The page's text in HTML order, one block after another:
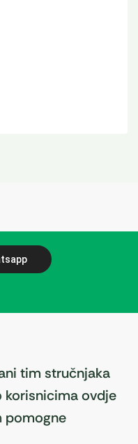
tim stručnjaka
korisnicima ovdje
pomogne